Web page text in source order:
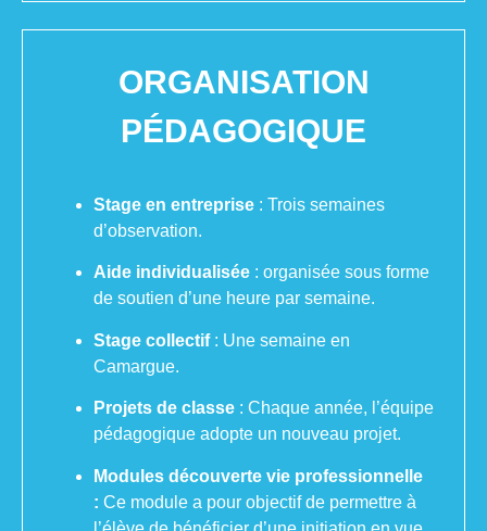
ORGANISATION
PÉDAGOGIQUE
Stage en entreprise : Trois semaines
d’observation.
Aide individualisée : organisée sous forme
de soutien d’une heure par semaine.
Stage collectif: Une semaine en
Camargue.
Projets de classe : Chaque année, l’équipe
pédagogique adopte un nouveau projet.
Modules découverte vie professionnelle
: Ce module a pour objectif de permettre à